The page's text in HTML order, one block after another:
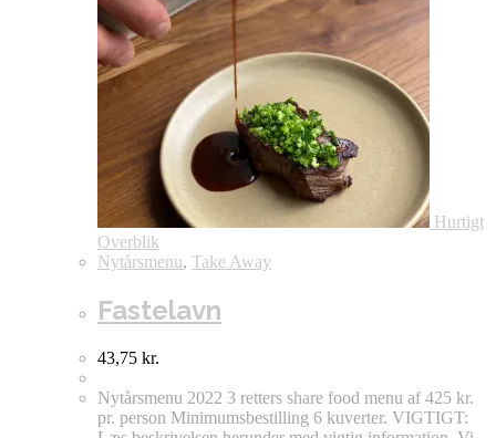
Hurtigt
Overblik
Nytårsmenu, Take Away
Fastelavn
43,75 kr.
Nytårsmenu 2022 3 retters share food menu af 425 kr.
pr. person Minimumsbestilling 6 kuverter. VIGTIGT: